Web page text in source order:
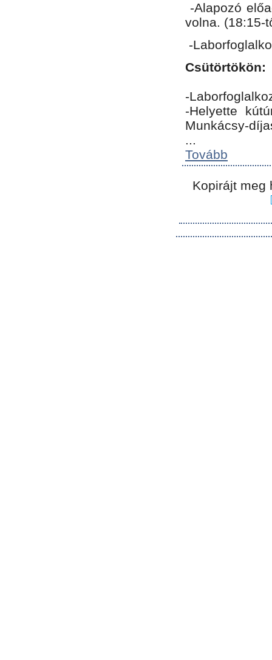
-Alapozó
volna. (18:15-
-
Csütörtökön:
-
-Helyette
Munkácsy-
...
Tovább
Kopirájt meg